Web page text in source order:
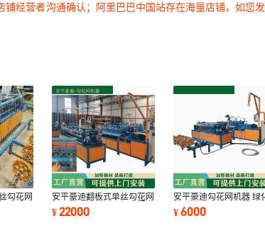
经营者沟通确认；阿里巴巴中国站存在海量店铺，如您
勾花网
一年
安平豪迪翻板式单丝勾花网
机器菱形铁丝织网机上门安
装调试
¥22000
安平豪迪勾花网机器 绿
菱形网机
¥6000